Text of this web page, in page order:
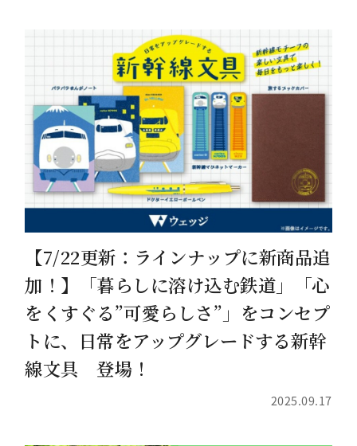
【7/22更新：ラインナップに新商品追
加！】「暮らしに溶け込む鉄道」「心
をくすぐる”可愛らしさ”」をコンセプ
トに、日常をアップグレードする新幹
線文具 登場！
2025.09.17